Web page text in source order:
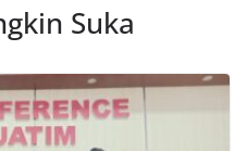
Suka